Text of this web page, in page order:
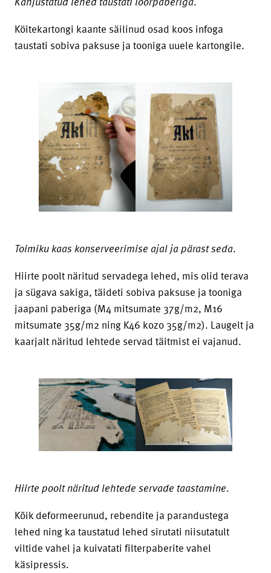
Köitekartongi kaante säilinud osad koos infoga
taustati sobiva paksuse ja tooniga uuele kartongile.
Toimiku kaas konserveerimise ajal ja pärast seda.
Hiirte poolt näritud servadega lehed, mis olid terava
ja sügava sakiga, täideti sobiva paksuse ja tooniga
jaapani paberiga (M4 mitsumate 37g/m2, M16
mitsumate 35g/m2 ning K46 kozo 35g/m2). Laugelt ja
kaarjalt näritud lehtede servad täitmist ei vajanud.
Hiirte poolt näritud lehtede servade taastamine.
Kõik deformeerunud, rebendite ja parandustega
lehed ning ka taustatud lehed sirutati niisutatult
viltide vahel ja kuivatati filterpaberite vahel
käsipressis.